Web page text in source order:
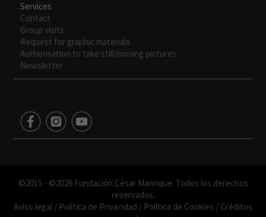
Services
Contact
Group visits
Request for graphic materials
Authorisation to take still/moving pictures
Newsletter
©2015 - ©2026 Fundación César Manrique. Todos los derechos
reservados.
Aviso legal / Política de Privacidad / Política de Cookies / Créditos